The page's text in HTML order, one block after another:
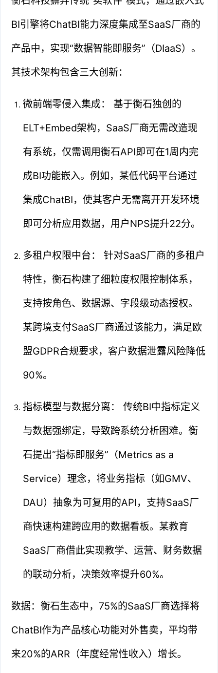
BI引擎将ChatBI能力深度集成至SaaS厂商的
产品中，实现“数据智能即服务”（DIaaS）。
其技术架构包含三大创新：
微前端零侵入集成： 基于衡石独创的
ELT+Embed架构，SaaS厂商无需改造现
有系统，仅需调用衡石API即可在1周内完
成BI功能嵌入。例如，某低代码平台通过
集成ChatBI，使其客户无需离开开发环境
即可分析应用数据，用户NPS提升22分。
多租户权限中台： 针对SaaS厂商的多租户
特性，衡石构建了细粒度权限控制体系，
支持按角色、数据源、字段级动态授权。
某跨境支付SaaS厂商通过该能力，满足欧
盟GDPR合规要求，客户数据泄露风险降低
90%。
指标模型与数据分离： 传统BI中指标定义
与数据强绑定，导致跨系统分析困难。衡
石提出“指标即服务”（Metrics as a
Service）理念，将业务指标（如GMV、
DAU）抽象为可复用的API，支持SaaS厂
商快速构建跨应用的数据看板。某教育
SaaS厂商借此实现教学、运营、财务数据
的联动分析，决策效率提升60%。
数据：衡石生态中，75%的SaaS厂商选择将
ChatBI作为产品核心功能对外售卖，平均带
来20%的ARR（年度经常性收入）增长。